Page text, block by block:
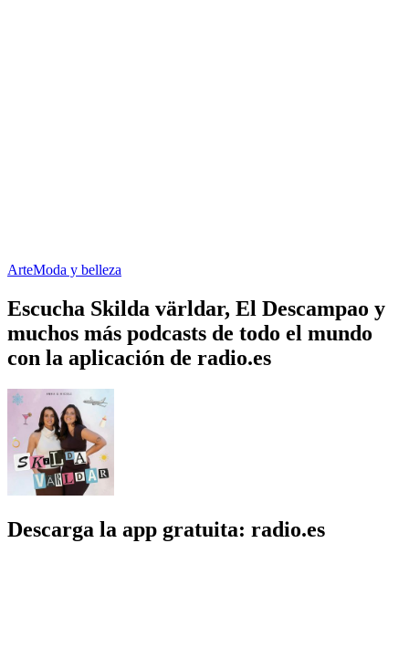
ArteModa y belleza
Escucha Skilda världar, El Descampao y
muchos más podcasts de todo el mundo
con la aplicación de radio.es
Descarga la app gratuita: radio.es